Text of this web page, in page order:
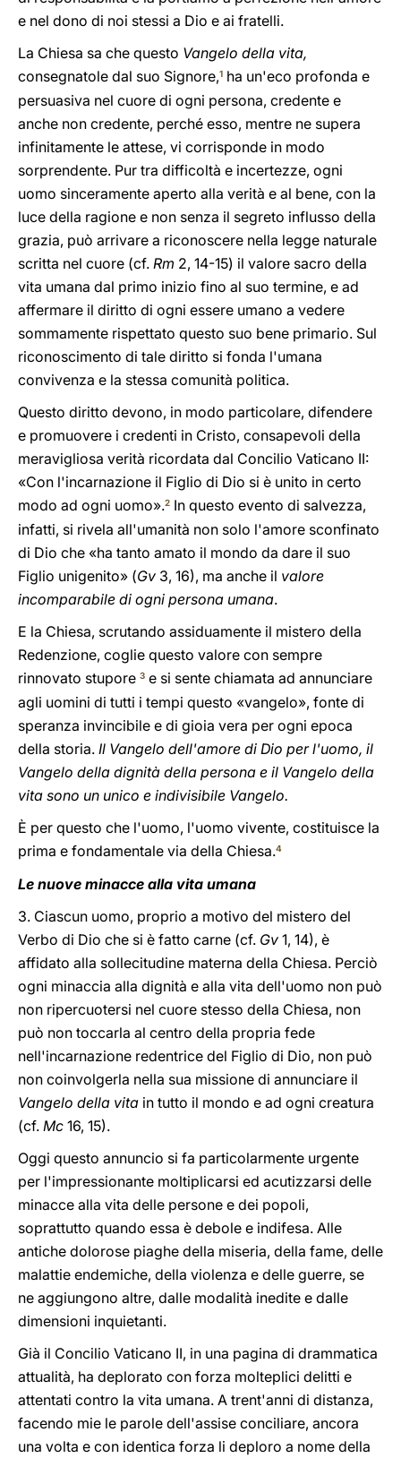
e nel dono di noi stessi a Dio e ai fratelli.
La Chiesa sa che questo Vangelo della vita,
consegnatole dal suo Signore,1 ha un'eco profonda e
persuasiva nel cuore di ogni persona, credente e
anche non credente, perché esso, mentre ne supera
infinitamente le attese, vi corrisponde in modo
sorprendente. Pur tra difficoltà e incertezze, ogni
uomo sinceramente aperto alla verità e al bene, con la
luce della ragione e non senza il segreto influsso della
grazia, può arrivare a riconoscere nella legge naturale
scritta nel cuore (cf. Rm 2, 14-15) il valore sacro della
vita umana dal primo inizio fino al suo termine, e ad
affermare il diritto di ogni essere umano a vedere
sommamente rispettato questo suo bene primario. Sul
riconoscimento di tale diritto si fonda l'umana
convivenza e la stessa comunità politica.
Questo diritto devono, in modo particolare, difendere
e promuovere i credenti in Cristo, consapevoli della
meravigliosa verità ricordata dal Concilio Vaticano II:
«Con l'incarnazione il Figlio di Dio si è unito in certo
modo ad ogni uomo».2 In questo evento di salvezza,
infatti, si rivela all'umanità non solo l'amore sconfinato
di Dio che «ha tanto amato il mondo da dare il suo
Figlio unigenito» (Gv 3, 16), ma anche il valore
incomparabile di ogni persona umana.
E la Chiesa, scrutando assiduamente il mistero della
Redenzione, coglie questo valore con sempre
rinnovato stupore 3 e si sente chiamata ad annunciare
agli uomini di tutti i tempi questo «vangelo», fonte di
speranza invincibile e di gioia vera per ogni epoca
della storia. Il Vangelo dell'amore di Dio per l'uomo, il
Vangelo della dignità della persona e il Vangelo della
vita sono un unico e indivisibile Vangelo.
È per questo che l'uomo, l'uomo vivente, costituisce la
prima e fondamentale via della Chiesa.4
Le nuove minacce alla vita umana
3. Ciascun uomo, proprio a motivo del mistero del
Verbo di Dio che si è fatto carne (cf. Gv 1, 14), è
affidato alla sollecitudine materna della Chiesa. Perciò
ogni minaccia alla dignità e alla vita dell'uomo non può
non ripercuotersi nel cuore stesso della Chiesa, non
può non toccarla al centro della propria fede
nell'incarnazione redentrice del Figlio di Dio, non può
non coinvolgerla nella sua missione di annunciare il
Vangelo della vita in tutto il mondo e ad ogni creatura
(cf. Mc 16, 15).
Oggi questo annuncio si fa particolarmente urgente
per l'impressionante moltiplicarsi ed acutizzarsi delle
minacce alla vita delle persone e dei popoli,
soprattutto quando essa è debole e indifesa. Alle
antiche dolorose piaghe della miseria, della fame, delle
malattie endemiche, della violenza e delle guerre, se
ne aggiungono altre, dalle modalità inedite e dalle
dimensioni inquietanti.
Già il Concilio Vaticano II, in una pagina di drammatica
attualità, ha deplorato con forza molteplici delitti e
attentati contro la vita umana. A trent'anni di distanza,
facendo mie le parole dell'assise conciliare, ancora
una volta e con identica forza li deploro a nome della